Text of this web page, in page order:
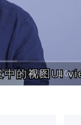
中的视图UI
中的视图UI